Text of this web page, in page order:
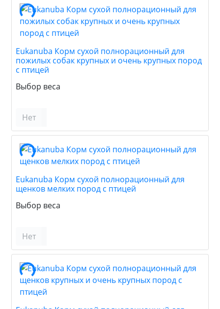
Eukanuba Корм сухой полнорационный для
пожилых собак крупных и очень крупных пород
с птицей
Выбор веса
Нет
Eukanuba Корм сухой полнорационный для
щенков мелких пород с птицей
Выбор веса
Нет